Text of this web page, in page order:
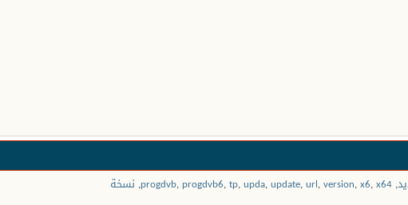
,
progdvb, progdvb6,tp,upda,update,url,version,x6,x64
, نسخة